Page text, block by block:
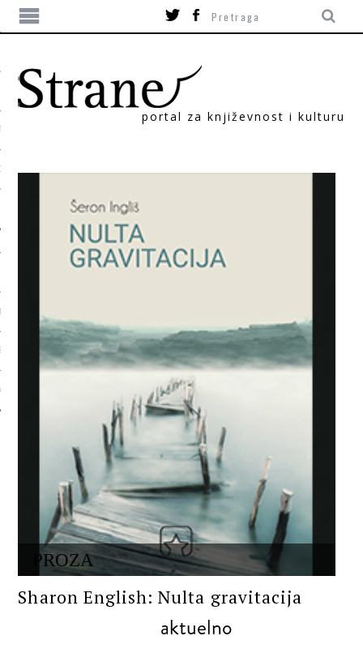
portal za književnost i kulturu
PROZA
Sharon English: Nulta gravitacija
aktuelno